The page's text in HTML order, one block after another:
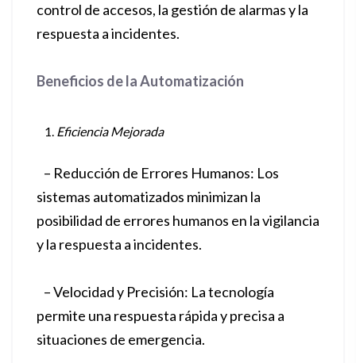
control de accesos, la gestión de alarmas y la
respuesta a incidentes.
Beneficios de la Automatización
Eficiencia Mejorada
– Reducción de Errores Humanos: Los
sistemas automatizados minimizan la
posibilidad de errores humanos en la vigilancia
y la respuesta a incidentes.
– Velocidad y Precisión: La tecnología
permite una respuesta rápida y precisa a
situaciones de emergencia.